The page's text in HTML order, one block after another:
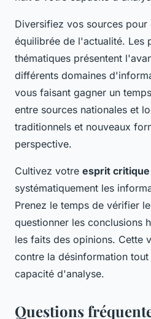
Diversifiez vos sources
équilibrée de l'actualité. Les
thématiques présentent
différents domaines
vous faisant gagner un
entre sources nationales et
traditionnels et nouveaux
perspective.
Cultivez votre esprit critique
systématiquement les
Prenez le temps de vérifier
questionner les conclusions
les faits des opinions. Cette
contre la désinformation
capacité d'analyse.
Questions